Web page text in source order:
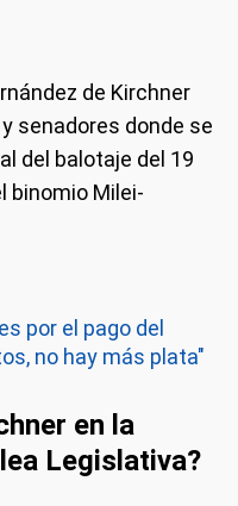
de Kirchner
senadores donde se
del balotaje del 19
binomio Milei-
por el pago del
no hay más plata"
en la
Legislativa?